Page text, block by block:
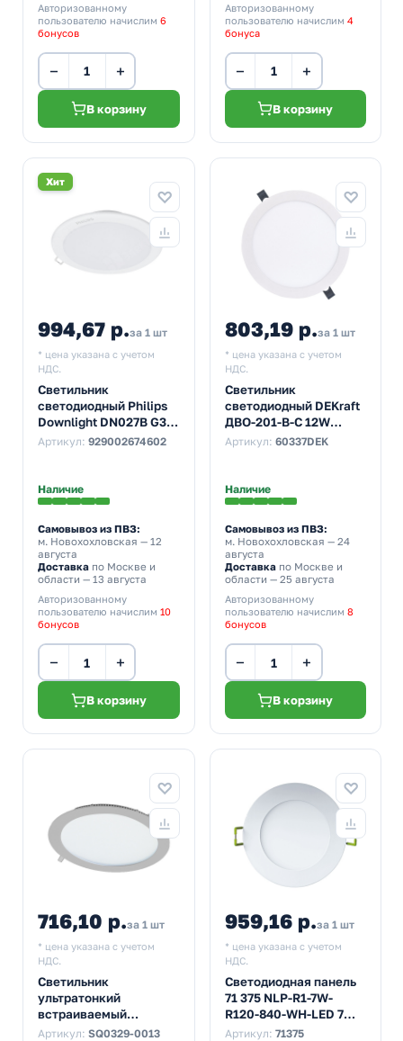
Авторизованному
пользователю начислим 6
бонусов
− +
В корзину
Авторизованному
пользователю начислим 4
бонуса
− +
В корзину
Хит
994,67 р.за 1 шт
* цена указана с учетом
НДС.
Светильник
светодиодный Philips
Downlight DN027B G3
LED20 NW 19W 4000K
Артикул: 929002674602
Наличие
Самовывоз из ПВЗ:
м. Новохохловская — 12
августа
Доставка по Москве и
области — 13 августа
Авторизованному
пользователю начислим 10
бонусов
− +
В корзину
803,19 р.за 1 шт
* цена указана с учетом
НДС.
Светильник
светодиодный DEKraft
ДВО-201-В-С 12W
4000K 1200Lm IP20
Артикул: 60337DEK
Наличие
Самовывоз из ПВЗ:
м. Новохохловская — 24
августа
Доставкапо Москве и
области — 25 августа
Авторизованному
пользователю начислим 8
бонусов
− +
В корзину
716,10 р.за 1 шт
* цена указана с учетом
НДС.
Светильник
ультратонкий
встраиваемый
светодиодный TDM
Артикул: SQ0329-0013
959,16 р.за 1 шт
* цена указана с учетом
НДС.
Светодиодная панель
71 375 NLP-R1-7W-
R120-840-WH-LED 7W
4000K 420Lm
Артикул: 71375